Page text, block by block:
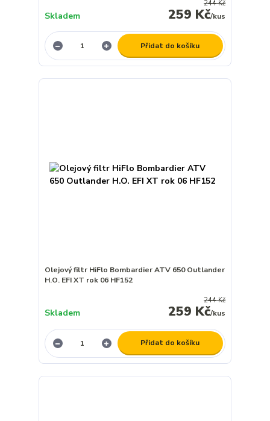
244 Kč
259 Kč/kus
Skladem
Přidat do košíku
Olejový filtr HiFlo Bombardier ATV 650 Outlander
H.O. EFI XT rok 06 HF152
244 Kč
259 Kč/kus
Skladem
Přidat do košíku